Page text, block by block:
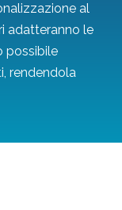
al
adatteranno le
possibile
rendendola